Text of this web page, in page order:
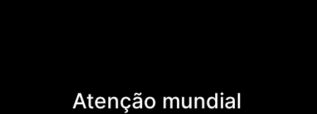
Atenção mundial